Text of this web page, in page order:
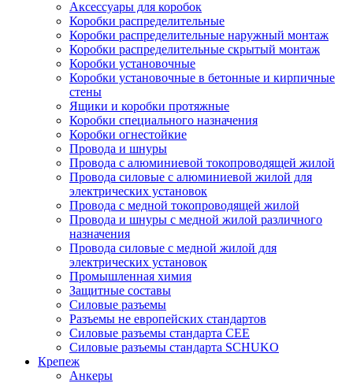
Аксессуары для коробок
Коробки распределительные
Коробки распределительные наружный монтаж
Коробки распределительные скрытый монтаж
Коробки установочные
Коробки установочные в бетонные и кирпичные
стены
Ящики и коробки протяжные
Коробки специального назначения
Коробки огнестойкие
Провода и шнуры
Провода с алюминиевой токопроводящей жилой
Провода силовые с алюминиевой жилой для
электрических установок
Провода с медной токопроводящей жилой
Провода и шнуры с медной жилой различного
назначения
Провода силовые с медной жилой для
электрических установок
Промышленная химия
Защитные составы
Силовые разъемы
Разъемы не европейских стандартов
Силовые разъемы стандарта CEE
Силовые разъемы стандарта SCHUKO
Крепеж
Анкеры